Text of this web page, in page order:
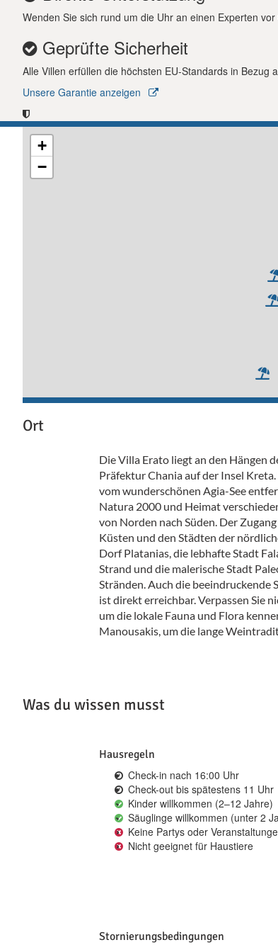
Wenden Sie sich rund um die Uhr an einen Experten
Geprüfte Sicherheit
Alle Villen erfüllen die höchsten EU-Standards in Bezug
Unsere Garantie anzeigen
+
−
Ort
Die Villa Erato liegt an den Hängen
Präfektur Chania auf der Insel
vom wunderschönen Agia-See
Natura 2000 und Heimat
von Norden nach Süden. Der
Küsten und den Städten der
Dorf Platanias, die lebhafte Stadt
Strand und die malerische Stadt
Stränden. Auch die beeindruckende
ist direkt erreichbar. Verpassen Sie
um die lokale Fauna und Flora
Manousakis, um die lange
Was du wissen musst
Hausregeln
Check-in nach 16:00 Uhr
Check-out bis spätestens 11 Uhr
Kinder willkommen (2–12 Jahre)
Säuglinge willkommen (unter 2
Keine Partys oder
Nicht geeignet für Haustiere
Stornierungsbedingungen